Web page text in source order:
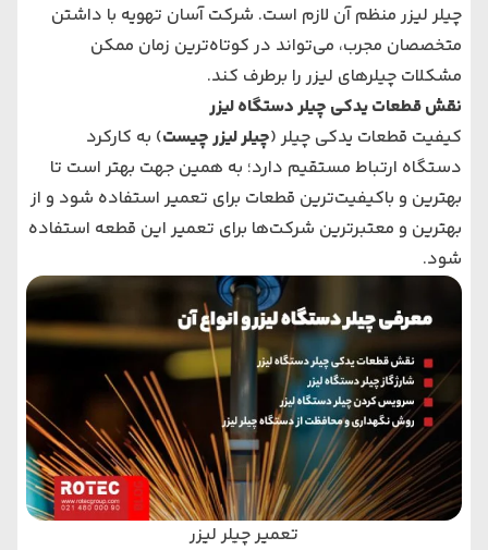
چیلر لیزر منظم آن لازم است. شرکت آسان تهویه با داشتن
متخصصان مجرب، می‌تواند در کوتاه‌ترین زمان ممکن
مشکلات چیلرهای لیزر را برطرف کند.
نقش قطعات یدکی چیلر دستگاه لیزر
کیفیت قطعات یدکی چیلر (چیلر لیزر چیست) به کارکرد
دستگاه ارتباط مستقیم دارد؛ به همین جهت بهتر است تا
بهترین و باکیفیت‌ترین قطعات برای تعمیر استفاده شود و از
بهترین و معتبرترین شرکت‌ها برای تعمیر این قطعه استفاده
شود.
تعمیر چیلر لیزر